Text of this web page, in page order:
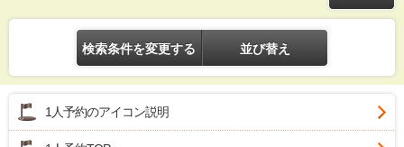
検索条件を変更する 並び替え
1人予約のアイコン説明